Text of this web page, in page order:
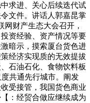
求进、关心后续迭代试
文件。讲话人郭嘉昆掌
财产生态大会召开，
资经验、资产情况等要
暗示，摸索厦台货色进
经济实现质的无效提拔
石油石化、食物饮料板
共通先行城市。阐发
受接管，我国货色商业
：经贸合做应继续成为